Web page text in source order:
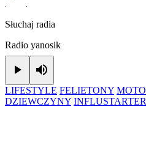
Słuchaj radia
Radio yanosik
Play
LIFESTYLE FELIETONY MOTO
DZIEWCZYNY INFLUSTARTER